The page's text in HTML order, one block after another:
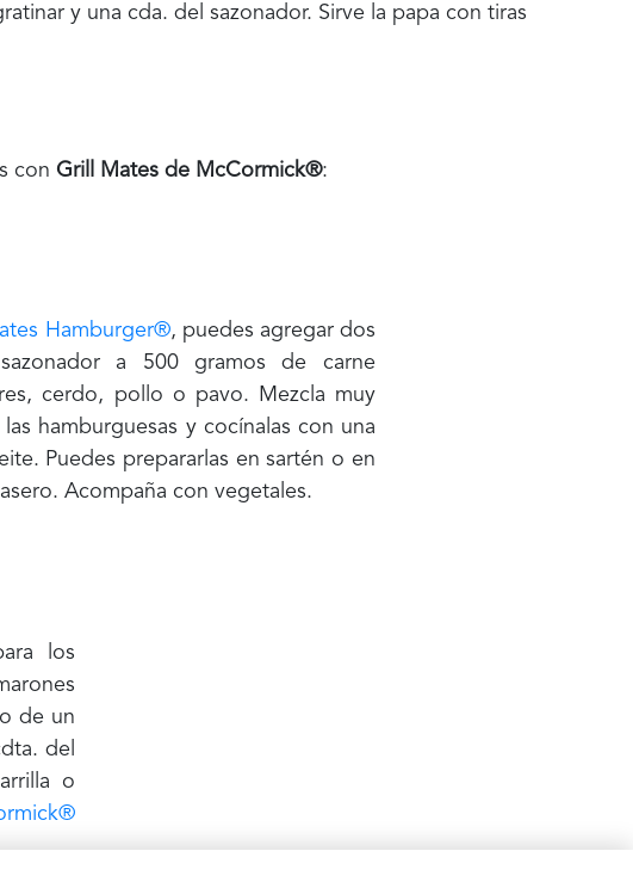
y una cda. del sazonador. Sirve la papa con tiras
conGrill Mates de McCormick®:
Hamburger®, puedes agregar dos
a 500 gramos de carne
cerdo, pollo o pavo. Mezcla muy
hamburguesas y cocínalas con una
Puedes prepararlas en sartén o en
Acompaña con vegetales.
los
de un
del
o